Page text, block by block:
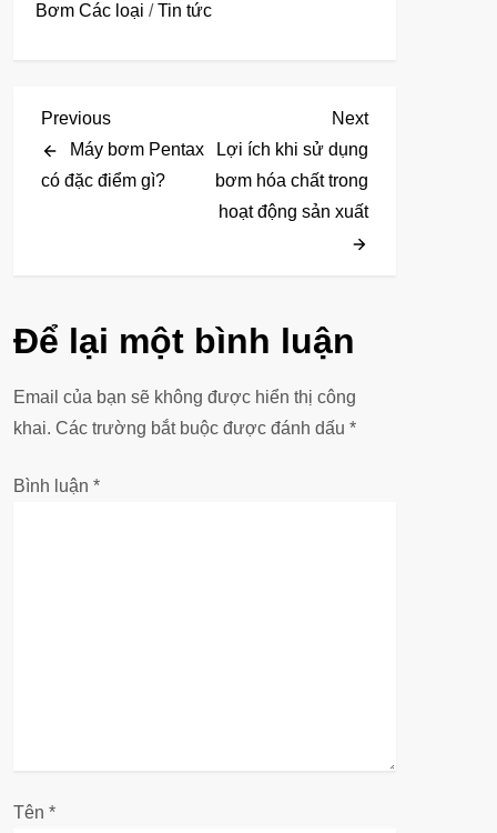
Bơm Các loại /Tin tức
Đ
i
h
ớ
n
ế
Previous
Post
Previous
Máy bơm Pentax
có đặc điểm gì?
Next
Next
Lợi ích khi sử dụng
bơm hóa chất trong
hoạt động sản xuất
Để lại một bình luận
Email của bạn sẽ không được hiển thị công
khai. Các trường bắt buộc được đánh dấu *
Bình luận *
Tên *